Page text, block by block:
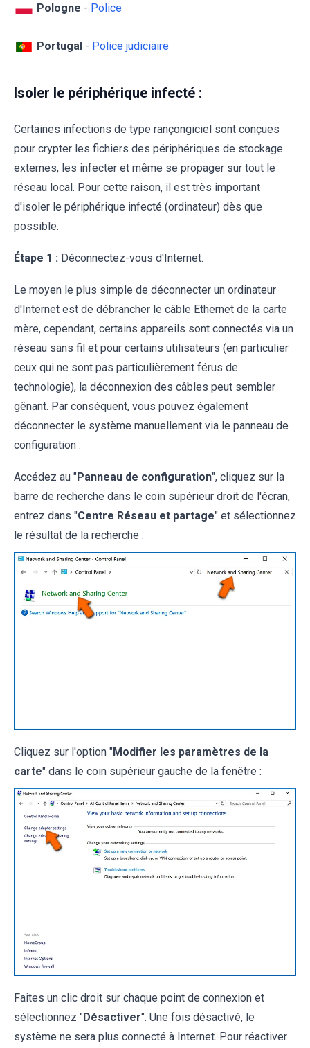
Pologne - Police
Portugal - Police judiciaire
Isoler le périphérique infecté :
Certaines infections de type rançongiciel sont conçues
pour crypter les fichiers des périphériques de stockage
externes, les infecter et même se propager sur tout le
réseau local. Pour cette raison, il est très important
d'isoler le périphérique infecté (ordinateur) dès que
possible.
Étape 1 : Déconnectez-vous d'Internet.
Le moyen le plus simple de déconnecter un ordinateur
d'Internet est de débrancher le câble Ethernet de la carte
mère, cependant, certains appareils sont connectés via un
réseau sans fil et pour certains utilisateurs (en particulier
ceux qui ne sont pas particulièrement férus de
technologie), la déconnexion des câbles peut sembler
gênant. Par conséquent, vous pouvez également
déconnecter le système manuellement via le panneau de
configuration :
Accédez au "Panneau de configuration", cliquez sur la
barre de recherche dans le coin supérieur droit de l'écran,
entrez dans "Centre Réseau et partage" et sélectionnez
le résultat de la recherche :
Cliquez sur l'option "Modifier les paramètres de la
carte" dans le coin supérieur gauche de la fenêtre :
Faites un clic droit sur chaque point de connexion et
sélectionnez "Désactiver". Une fois désactivé, le
système ne sera plus connecté à Internet. Pour réactiver